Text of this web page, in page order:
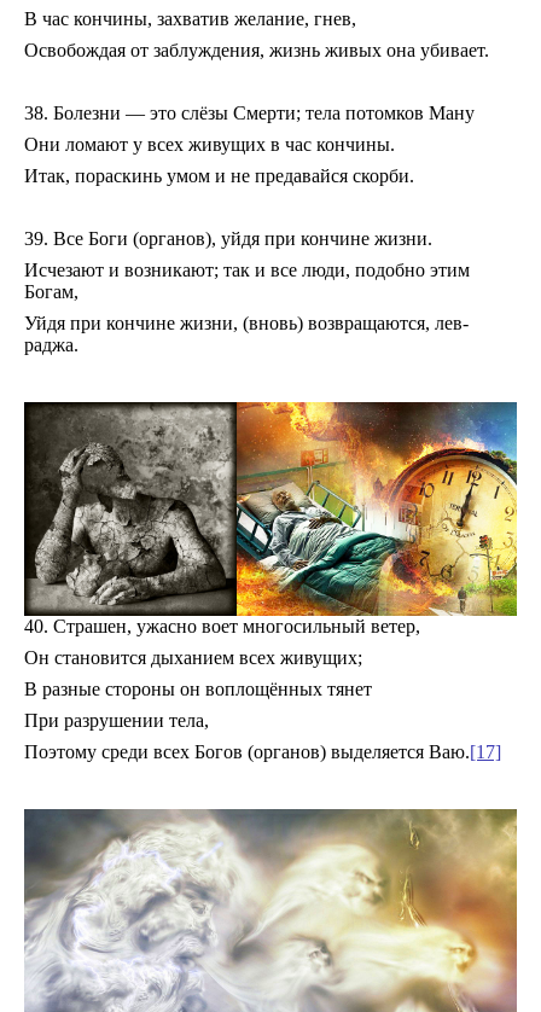
В час кончины, захватив желание, гнев,
Освобождая от заблуждения, жизнь живых она убивает.
38. Болезни — это слёзы Смерти; тела потомков Ману
Они ломают у всех живущих в час кончины.
Итак, пораскинь умом и не предавайся скорби.
39. Все Боги (органов), уйдя при кончине жизни.
Исчезают и возникают; так и все люди, подобно этим
Богам,
Уйдя при кончине жизни, (вновь) возвращаются, лев-
раджа.
40. Страшен, ужасно воет многосильный ветер,
Он становится дыханием всех живущих;
В разные стороны он воплощённых тянет
При разрушении тела,
Поэтому среди всех Богов (органов) выделяется Ваю.[17]